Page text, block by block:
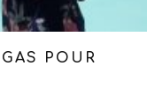
POUR